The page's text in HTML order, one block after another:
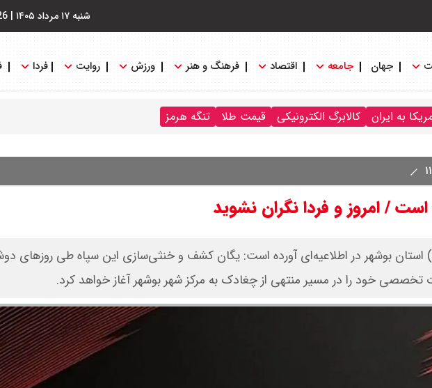
شنبه ۱۷ مرداد ۱۴۰۵ |
جهان جامعه اقتصاد فرهنگ و هنر ورزش روایت فردا
به ایران کالابرگ الکترونیکی قیمت طلا تنگه هرمز
/ امروز و فردا نگران نشوید
بوشهر در اطلاعیه‌ای آورده است: یگان کشف و خنثی‌سازی این سپاه طی روزهای